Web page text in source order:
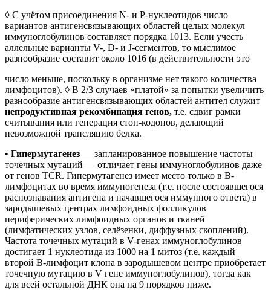
◊ С учётом присоединения N- и P-нуклеотидов число
вариантов антигенсвязывающих областей целых молекул
иммуноглобулинов составляет порядка 1013. Если учесть
аллельные варианты V-, D- и J-сегментов, то мыслимое
разнообразие составит около 1016 (в действительности это
число меньше, поскольку в организме нет такого количества
лимфоцитов). ◊ В 2/3 случаев «платой» за попытки увеличить
разнообразие антигенсвязывающих областей антител служит
непродуктивная рекомбинация генов, т.е. сдвиг рамки
считывания или генерация стоп-кодонов, делающий
невозможной трансляцию белка.
• Гипермутагенез — запланированное повышение частоты
точечных мутаций — отличает гены иммуноглобулинов даже
от генов TCR. Гипермутагенез имеет место только в В-
лимфоцитах во время иммуногенеза (т.е. после состоявшегося
распознавания антигена и начавшегося иммунного ответа) в
зародышевых центрах лимфоидных фолликулов
периферических лимфоидных органов и тканей
(лимфатических узлов, селёзенки, диффузных скоплений).
Частота точечных мутаций в V-генах иммуноглобулинов
достигает 1 нуклеотида из 1000 на 1 митоз (т.е. каждый
второй В-лимфоцит клона в зародышевом центре приобретает
точечную мутацию в V гене иммуноглобулинов), тогда как
для всей остальной ДНК она на 9 порядков ниже.